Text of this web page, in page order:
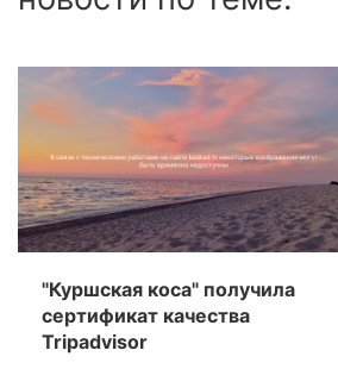
"Куршская коса" получила
сертификат качества
Tripаdvisor